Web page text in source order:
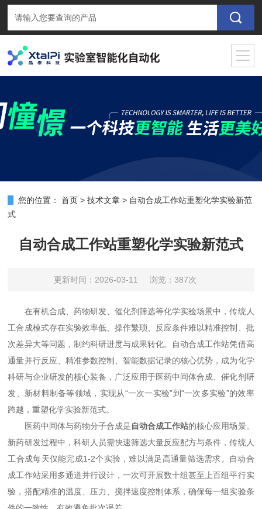
您的位置： 首页 >技术文章 > 自动合成工作站重塑化学实验新范
式
自动合成工作站重塑化学实验新范式
更新时间：2026-03-11 浏览：387次
在有机合成、药物研发、催化剂筛选等化学实验场景中，传统人
工合成模式存在实验效率低、操作繁琐、反应条件难以精准控制、批
次差异大等问题，制约科研进度与成果转化。自动合成工作站凭借高
通量并行反应、精准参数控制、智能数据记录的核心优势，成为化学
科研与企业研发的核心装备，广泛应用于医药中间体合成、催化剂研
发、新材料制备等领域，实现从“一次一实验”到“一次多实验”的效率
跨越，重塑化学实验新范式。
医药中间体与药物分子合成是自动合成工作站的核心应用场景。
新药研发过程中，科研人员需快速筛选大量反应配方与条件，传统人
工合成每天仅能完成1-2个实验，难以满足高通量筛选需求。自动合
成工作站采用多通道并行设计，一次可开展数十组甚至上百组平行实
验，搭配精准的温度、压力、搅拌速度控制体系，确保每一组实验条